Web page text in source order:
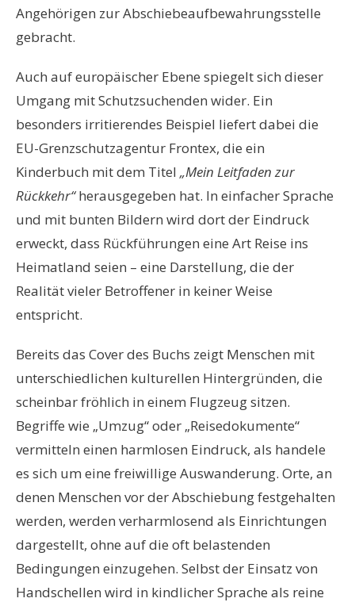
Angehörigen zur Abschiebeaufbewahrungsstelle
gebracht.
Auch auf europäischer Ebene spiegelt sich dieser
Umgang mit Schutzsuchenden wider. Ein
besonders irritierendes Beispiel liefert dabei die
EU-Grenzschutzagentur Frontex, die ein
Kinderbuch mit dem Titel „Mein Leitfaden zur
Rückkehr“herausgegeben hat. In einfacher Sprache
und mit bunten Bildern wird dort der Eindruck
erweckt, dass Rückführungen eine Art Reise ins
Heimatland seien – eine Darstellung, die der
Realität vieler Betroffener in keiner Weise
entspricht.
Bereits das Cover des Buchs zeigt Menschen mit
unterschiedlichen kulturellen Hintergründen, die
scheinbar fröhlich in einem Flugzeug sitzen.
Begriffe wie „Umzug“ oder „Reisedokumente“
vermitteln einen harmlosen Eindruck, als handele
es sich um eine freiwillige Auswanderung. Orte, an
denen Menschen vor der Abschiebung festgehalten
werden, werden verharmlosend als Einrichtungen
dargestellt, ohne auf die oft belastenden
Bedingungen einzugehen. Selbst der Einsatz von
Handschellen wird in kindlicher Sprache als reine